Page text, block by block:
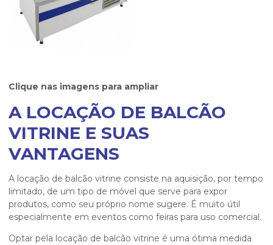
Clique nas imagens para ampliar
A LOCAÇÃO DE BALCÃO
VITRINE E SUAS
VANTAGENS
A locação de balcão vitrine consiste na aquisição, por tempo
limitado, de um tipo de móvel que serve para expor
produtos, como seu próprio nome sugere. É muito útil
especialmente em eventos como feiras para uso comercial.
Optar pela locação de balcão vitrine é uma ótima medida